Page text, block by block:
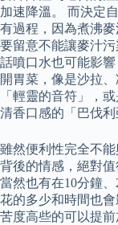
加速降溫。 而決定
有過程，因為煮沸
要留意不能讓麥汁
話噴口水也可能影
開胃菜，像是沙拉
「輕靈的音符」，
清香口感的「巴伐
雖然便利性完全不
背後的情感，絕對
當然也有在10分鐘
花的多少和時間也
苦度高些的可以提